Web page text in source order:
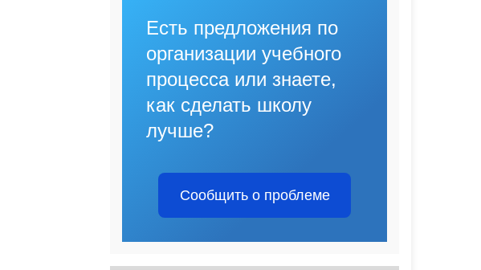
Есть предложения по
организации учебного
процесса или знаете,
как сделать школу
лучше?
Сообщить о проблеме